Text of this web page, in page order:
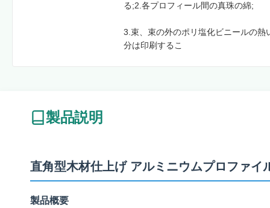
る;2.各プロフィール間の真珠の綿;
3.束、束の外のポリ塩化ビニールの
分は印刷するこ
製品説明
直角型木材仕上げ アルミニウムプロファ
製品概要